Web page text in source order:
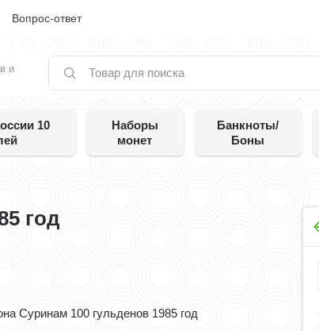
Вопрос-ответ
и
10
Наборы
монет
Банкноты/
Боны
год
Суринам 100 гульденов 1985 год